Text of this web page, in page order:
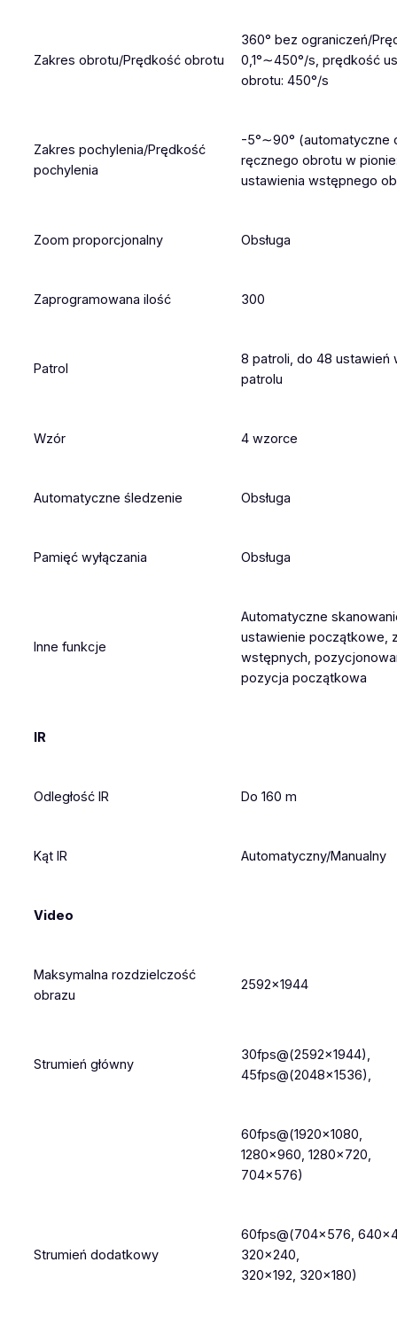
Zakres obrotu/Prędkość obrotu
360° bez ograniczeń/
0,1°∼450°/s, prędkość
obrotu: 450°/s
Zakres pochylenia/Prędkość
pochylenia
-5°∼90° (automatyczne
ręcznego obrotu w
ustawienia wstępnego
Zoom proporcjonalny Obsługa
Zaprogramowana ilość 300
Patrol
8 patroli, do 48 ustawień
patrolu
Wzór 4 wzorce
Automatyczne śledzenie Obsługa
Pamięć wyłączania Obsługa
Inne funkcje
Automatyczne
ustawienie początkowe,
wstępnych,
pozycja początkowa
IR
Odległość IR Do 160 m
Kąt IR Automatyczny/Manualny
Video
Maksymalna rozdzielczość
obrazu
2592×1944
Strumień główny
30fps@(2592×1944),
45fps@(2048×1536),
60fps@(1920×1080,
1280×960, 1280×720,
704×576)
Strumień dodatkowy
60fps@(704×576,
320×240,
320×192, 320×180)